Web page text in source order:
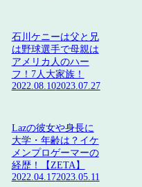
石川ケニーは父と兄
は野球選手で母親は
アメリカ人のハー
フ！7人大家族！
2022.08.102023.07.27
Lazの彼女や身長に
大学・年齢は？イケ
メンプロゲーマーの
経歴！【ZETA】
2022.04.172023.05.11